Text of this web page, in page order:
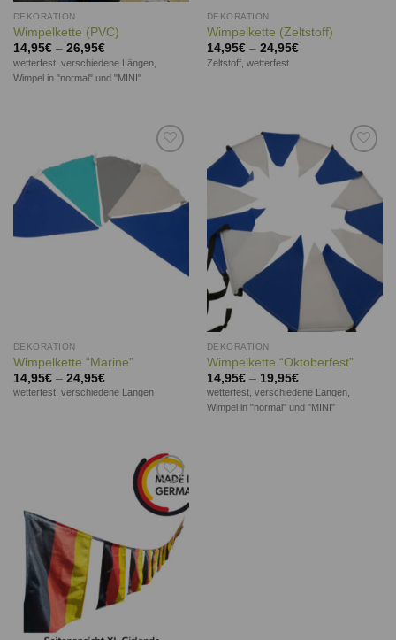
DEKORATION
Wimpelkette (PVC)
14,95€– 26,95€
wetterfest, verschiedene Längen,
Wimpel in "normal" und "MINI"
DEKORATION
Wimpelkette (Zeltstoff)
14,95€– 24,95€
Zeltstoff, wetterfest
Auf die
Wunschliste
DEKORATION
Wimpelkette “Marine”
14,95€– 24,95€
wetterfest, verschiedene Längen
Auf die
Wunschliste
DEKORATION
Wimpelkette “Oktoberfest”
14,95€– 19,95€
wetterfest, verschiedene Längen,
Wimpel in "normal" und "MINI"
Auf die
Wunschliste